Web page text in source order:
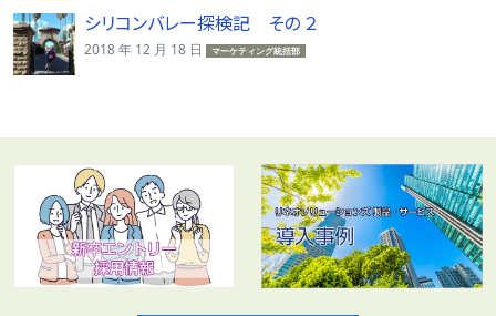
シリコンバレー探検記 その ２
2018 年 12 月 18 日 マーケティング統括部